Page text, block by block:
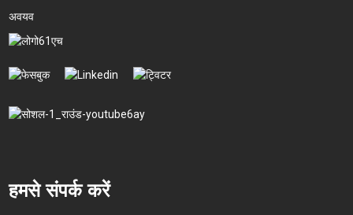
अवयव
हमसे संपर्क करें